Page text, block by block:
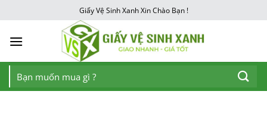
đến
nội
Giấy Vệ Sinh Xanh Xin Chào Bạn !
Tìm
kiếm: